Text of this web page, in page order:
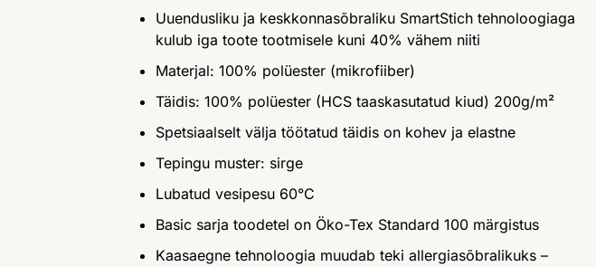
Uuendusliku ja keskkonnasõbraliku SmartStich tehnoloogiaga
kulub iga toote tootmisele kuni 40% vähem niiti
Materjal: 100% polüester (mikrofiiber)
Täidis: 100% polüester (HCS taaskasutatud kiud) 200g/m²
Spetsiaalselt välja töötatud täidis on kohev ja elastne
Tepingu muster: sirge
Lubatud vesipesu 60°C
Basic sarja toodetel on Öko-Tex Standard 100 märgistus
Kaasaegne tehnoloogia muudab teki allergiasõbralikuks –